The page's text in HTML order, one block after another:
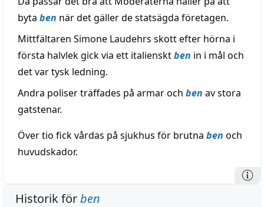
byta ben när det gäller de statsägda företagen.
Mittfältaren Simone Laudehrs skott efter hörna i
första halvlek gick via ett italiensktben in i mål och
det var tysk ledning.
Andra poliser träffades på armar och ben av stora
gatstenar.
Över tio fick vårdas på sjukhus för brutna ben och
huvudskador.
Historik förben